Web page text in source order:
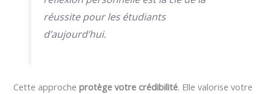
réussite pour les étudiants
d’aujourd’hui.
Cette approcheprotège votre crédibilité. Elle valorise votre